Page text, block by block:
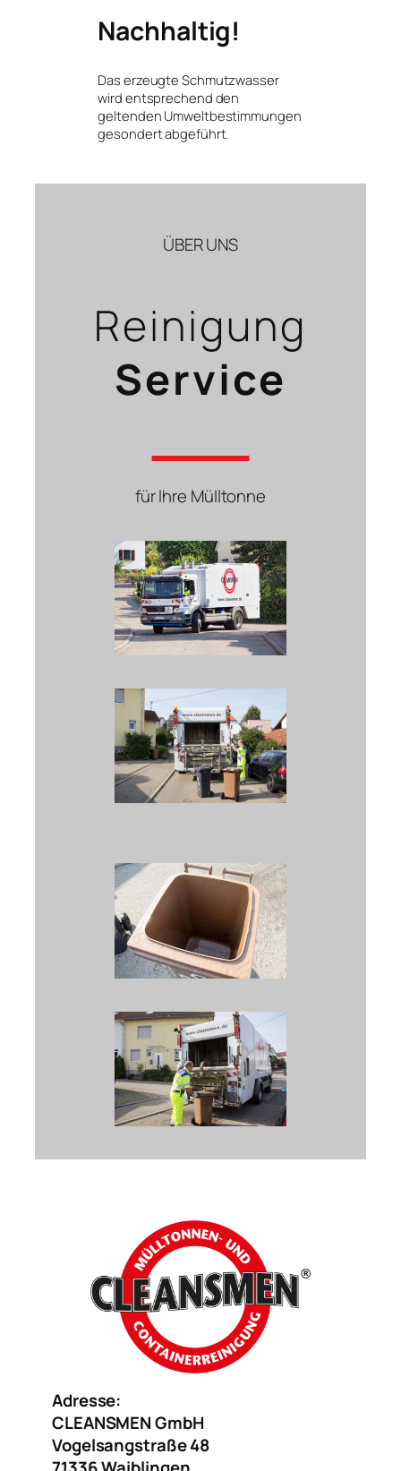
Nachhaltig!
Das erzeugte Schmutzwasser
wird entsprechend den
geltenden Umweltbestimmungen
gesondert abgeführt.
ÜBER UNS
Reinigung
Service
für Ihre Mülltonne
Adresse:
CLEANSMEN GmbH
Vogelsangstraße 48